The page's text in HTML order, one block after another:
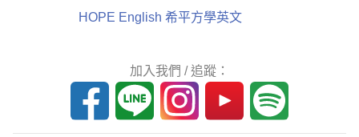
HOPE English 希平方學英文
加入我們 / 追蹤：